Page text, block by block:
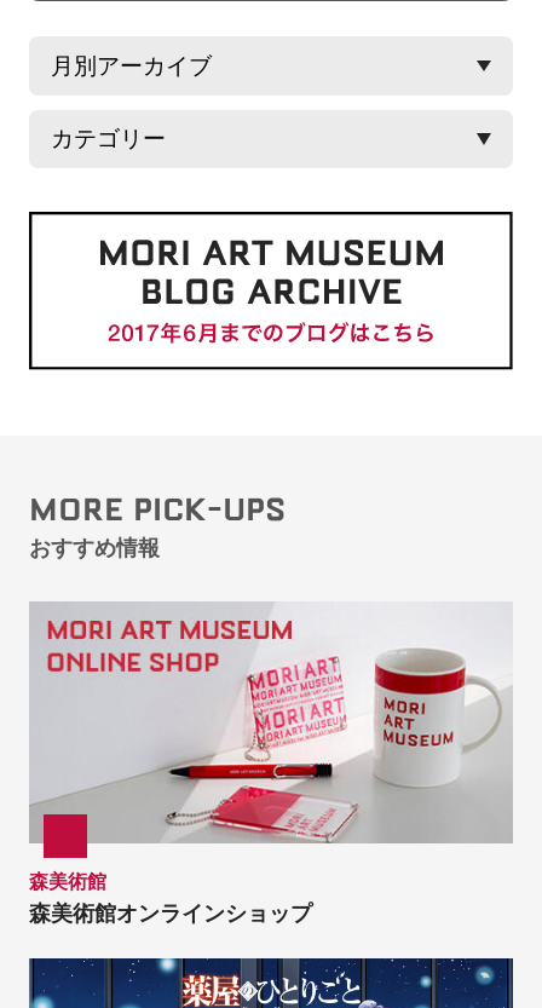
MORE PICK-UPS
おすすめ情報
森美術館
森美術館オンラインショップ